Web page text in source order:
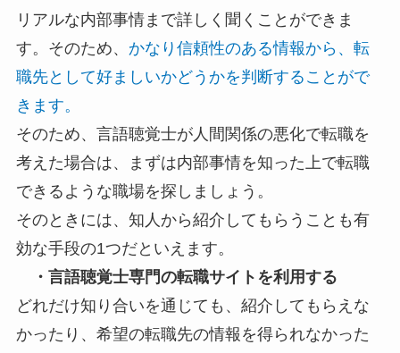
リアルな内部事情まで詳しく聞くことができま
す。そのため、 かなり信頼性のある情報から、転
職先として好ましいかどうかを判断することがで
きます。
そのため、言語聴覚士が人間関係の悪化で転職を
考えた場合は、まずは内部事情を知った上で転職
できるような職場を探しましょう。
そのときには、知人から紹介してもらうことも有
効な手段の1つだといえます。
・言語聴覚士専門の転職サイトを利用する
どれだけ知り合いを通じても、紹介してもらえな
かったり、希望の転職先の情報を得られなかった